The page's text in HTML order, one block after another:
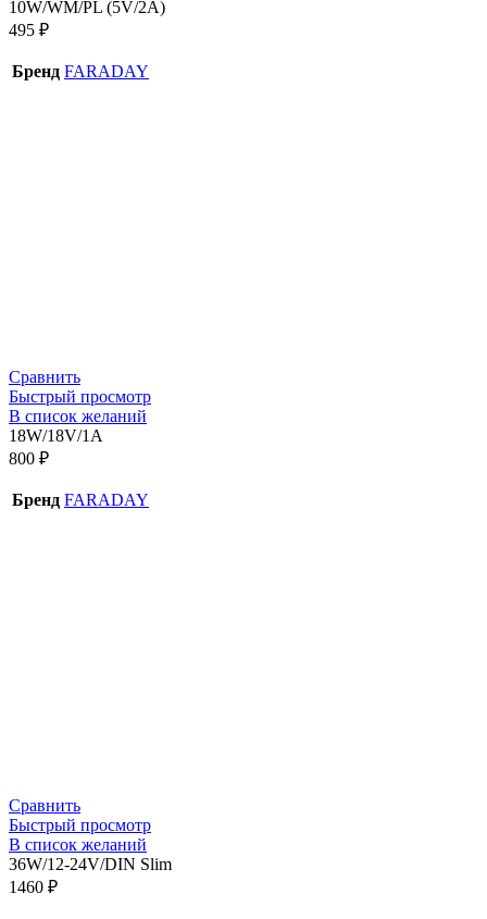
10W/WM/PL (5V/2A)
495 ₽
Бренд FARADAY
Сравнить
Быстрый просмотр
В список желаний
18W/18V/1A
800 ₽
Бренд FARADAY
Сравнить
Быстрый просмотр
В список желаний
36W/12-24V/DIN Slim
1460 ₽